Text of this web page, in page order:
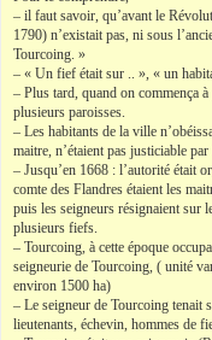
– il faut savoir, qu’avant le
1790) n’existait pas, ni sous
Tourcoing. »
– « Un fief était sur .. », « un
– Plus tard, quand on commença
plusieurs paroisses.
– Les habitants de la ville
maitre, n’étaient pas justiciable
– Jusqu’en 1668 : l’autorité était
comte des Flandres étaient les
puis les seigneurs résignaient sur
plusieurs fiefs.
– Tourcoing, à cette époque
seigneurie de Tourcoing, ( unité
environ 1500 ha)
– Le seigneur de Tourcoing tenait
lieutenants, échevin, hommes de